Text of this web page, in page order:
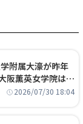
附属大濠が昨年
阪薫英女学院は岐
結果2026/07/30 18:04